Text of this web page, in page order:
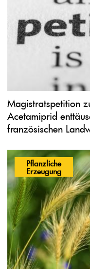
Magistratspetition
Acetamiprid
französischen
Pflanzliche
Erzeugung